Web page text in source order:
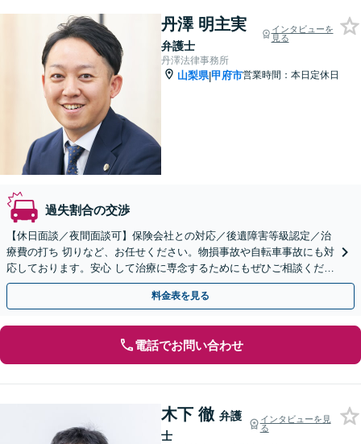
丹澤 明主実
弁護士
インタビューを
見る
丹澤法律事務所
山梨県|甲府市営業時間：本日定休日
過失割合の交渉
【休日面談／夜間面談可】保険会社との対応／後遺障害等級認定／治
療費の打ち 切りなど、お任せください。物損事故や自転車事故にも対
応しております。安心 して治療に専念するためにもぜひご相談くださ
い。
料金表を見る
電話でお問い合わせ
木下 徹 弁護
士
インタビューを見
る